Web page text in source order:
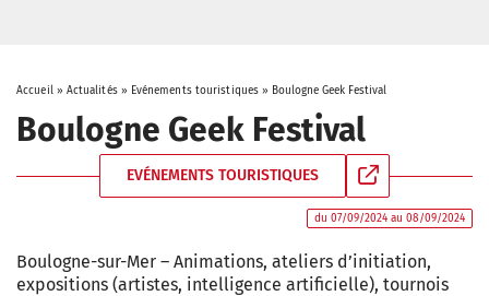
Accueil» Actualités» Evénements touristiques » Boulogne Geek Festival
Boulogne Geek Festival
EVÉNEMENTS TOURISTIQUES
du 07/09/2024 au 08/09/2024
Boulogne-sur-Mer – Animations, ateliers d’initiation,
expositions (artistes, intelligence artificielle), tournois